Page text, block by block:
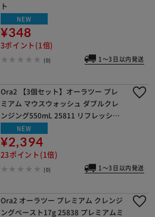
ト
NEW
¥348
3ポイント(1倍)
(0) 1～3日以内発送
Ora2 【3個セット】オーラツー プレ
ミアム マウスウォッシュ ダブルクレ
ンジング550mL 25811 リフレッシュ
クリアミント
NEW
¥2,394
23ポイント(1倍)
(0) 1～3日以内発送
Ora2 オーラツー プレミアム クレンジ
ングペースト17g 25838 プレミアムミ